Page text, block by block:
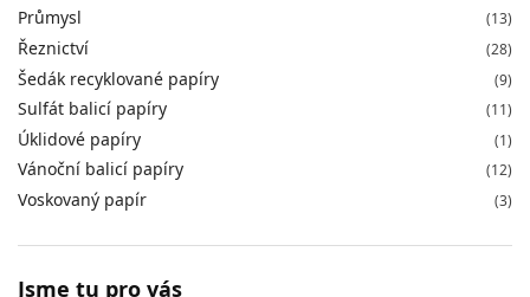
Průmysl (13)
Řeznictví (28)
Šedák recyklované papíry (9)
Sulfát balicí papíry (11)
Úklidové papíry (1)
Vánoční balicí papíry (12)
Voskovaný papír (3)
Jsme tu pro vás